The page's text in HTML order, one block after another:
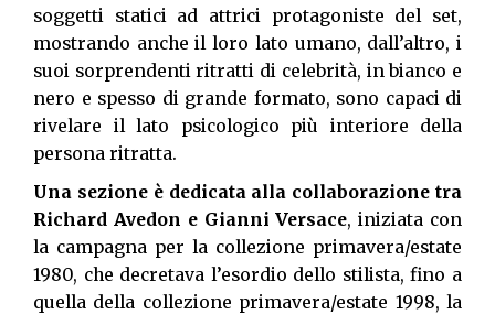
soggetti statici ad attrici protagoniste del set,
mostrando anche il loro lato umano, dall’altro, i
suoi sorprendenti ritratti di celebrità, in bianco e
nero e spesso di grande formato, sono capaci di
rivelare il lato psicologico più interiore della
persona ritratta.
Una sezione è dedicata alla collaborazione tra
Richard Avedon e Gianni Versace, iniziata con
la campagna per la collezione primavera/estate
1980, che decretava l’esordio dello stilista, fino a
quella della collezione primavera/estate 1998, la